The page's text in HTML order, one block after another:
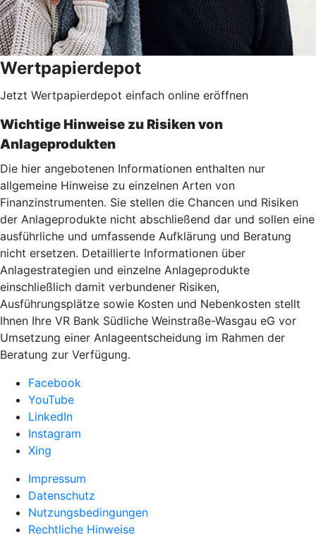
Wertpapierdepot
Jetzt Wertpapierdepot einfach online eröffnen
Wichtige Hinweise zu Risiken von
Anlageprodukten
Die hier angebotenen Informationen enthalten nur
allgemeine Hinweise zu einzelnen Arten von
Finanzinstrumenten. Sie stellen die Chancen und Risiken
der Anlageprodukte nicht abschließend dar und sollen eine
ausführliche und umfassende Aufklärung und Beratung
nicht ersetzen. Detaillierte Informationen über
Anlagestrategien und einzelne Anlageprodukte
einschließlich damit verbundener Risiken,
Ausführungsplätze sowie Kosten und Nebenkosten stellt
Ihnen Ihre VR Bank Südliche Weinstraße-Wasgau eG vor
Umsetzung einer Anlageentscheidung im Rahmen der
Beratung zur Verfügung.
Facebook
YouTube
LinkedIn
Instagram
Xing
Impressum
Datenschutz
Nutzungsbedingungen
Rechtliche Hinweise